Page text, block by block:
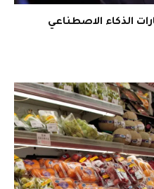
الذكاء الاصطناعي